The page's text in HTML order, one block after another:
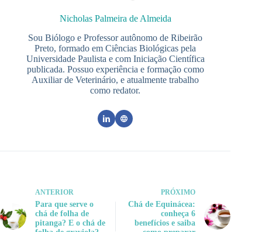
Nicholas Palmeira de Almeida
Sou Biólogo e Professor autônomo de Ribeirão
Preto, formado em Ciências Biológicas pela
Universidade Paulista e com Iniciação Científica
publicada. Possuo experiência e formação como
Auxiliar de Veterinário, e atualmente trabalho
como redator.
ANTERIOR
Para que serve o
chá de folha de
pitanga? E o chá de
PRÓXIMO
Chá de Equinácea:
conheça 6
benefícios e saiba